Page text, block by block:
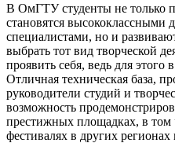
В ОмГТУ студенты не только
становятся
специалистами, но и
выбрать тот вид творческой
проявить себя, ведь для
Отличная техническая база,
руководители студий и
возможность
престижных площадках, в том
фестивалях в других